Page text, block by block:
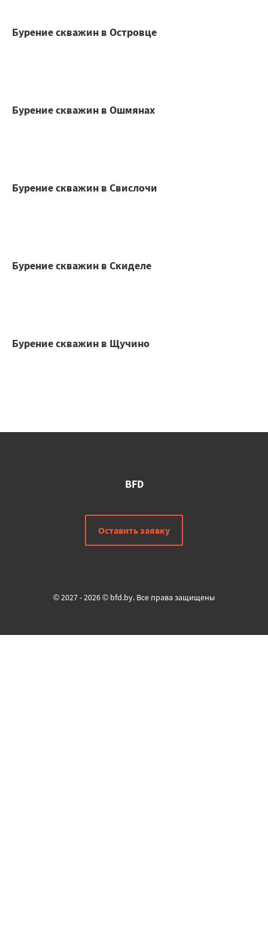
Бурение скважин в Островце
Бурение скважин в Ошмянах
Бурение скважин в Свислочи
Бурение скважин в Скиделе
Бурение скважин в Щучино
BFD
Оставить заявку
© 2027 - 2026 © bfd.by. Все права защищены